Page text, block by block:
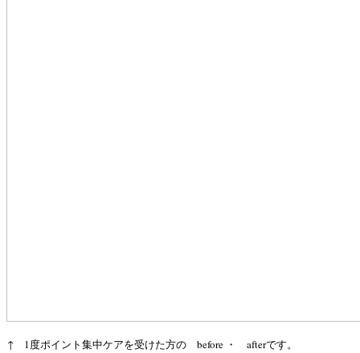
↑ 1度ポイント集中ケアを受けた方の before ・ afterです。